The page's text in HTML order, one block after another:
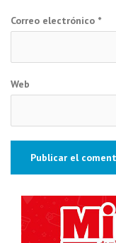
Correo electrónico *
Web